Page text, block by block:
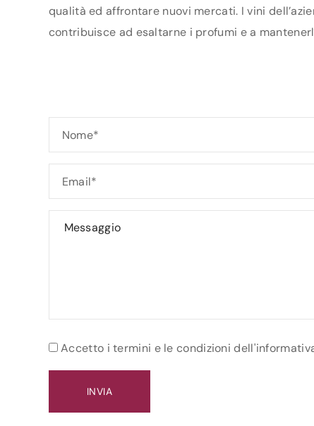
qualità ed affrontare nuovi mercati. I vini
contribuisce ad esaltarne i profumi e a
Accetto i termini e le condizioni